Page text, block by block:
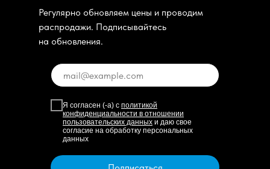
Регулярно обновляем цены и проводим
распродажи. Подписывайтесь
на обновления.
Я согласен (-а) с политикой
конфиденциальности в отношении
пользовательских данных и даю свое
согласие на обработку персональных
данных